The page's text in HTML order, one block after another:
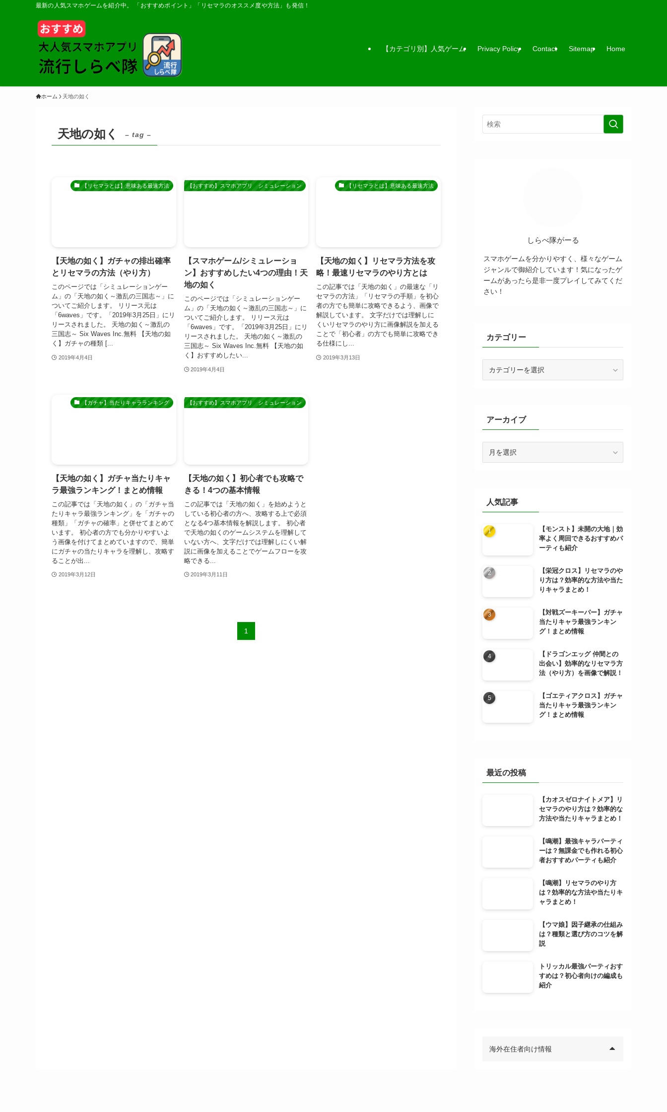
最新の人気スマホゲームを紹介中。 「おすすめポイント」「リセマラのオススメ度や方法」も発信！
【カテゴリ別】人気ゲーム Privacy Policy Contact Sitemap Home
ホーム 天地の如く
天地の如く – tag –
【リセマラとは】意味ある最速方法
【天地の如く】ガチャの排出確率
とリセマラの方法（やり方）
このページでは「シミュレーションゲー
ム」の「天地の如く～激乱の三国志～」に
ついてご紹介します。 リリース元は
「6waves」です。「2019年3月25日」にリ
リースされました。 天地の如く～激乱の
三国志～ Six Waves Inc.無料 【天地の如
く】ガチャの種類 [...
2019年4月4日
【おすすめ】スマホアプリ シミュレーション
【スマホゲーム/シミュレーショ
ン】おすすめしたい4つの理由！天
地の如く
このページでは「シミュレーションゲー
ム」の「天地の如く～激乱の三国志～」に
ついてご紹介します。 リリース元は
「6waves」です。「2019年3月25日」にリ
リースされました。 天地の如く～激乱の
三国志～ Six Waves Inc.無料 【天地の如
く】おすすめしたい...
2019年4月4日
【リセマラとは】意味ある最速方法
【天地の如く】リセマラ方法を攻
略！最速リセマラのやり方とは
この記事では「天地の如く」の最速な「リ
セマラの方法」「リセマラの手順」を初心
者の方でも簡単に攻略できるよう、画像で
解説しています。 文字だけでは理解しに
くいリセマラのやり方に画像解説を加える
ことで「初心者」の方でも簡単に攻略でき
る仕様にし...
2019年3月13日
【ガチャ】当たりキャラランキング
【天地の如く】ガチャ当たりキャ
ラ最強ランキング！まとめ情報
この記事では「天地の如く」の「ガチャ当
たりキャラ最強ランキング」を「ガチャの
種類」「ガチャの確率」と併せてまとめて
います。 初心者の方でも分かりやすいよ
う画像を付けてまとめていますので、簡単
にガチャの当たりキャラを理解し、攻略す
ることが出...
2019年3月12日
【おすすめ】スマホアプリ シミュレーション
【天地の如く】初心者でも攻略で
きる！4つの基本情報
この記事では「天地の如く」を始めようと
している初心者の方へ、攻略する上で必須
となる4つ基本情報を解説します。 初心者
で天地の如くのゲームシステムを理解して
いない方へ、文字だけでは理解しにくい解
説に画像を加えることでゲームフローを攻
略できる...
2019年3月11日
1
しらべ隊がーる
スマホゲームを分かりやすく、様々なゲーム
ジャンルで御紹介しています！気になったゲ
ームがあったら是非一度プレイしてみてくだ
さい！
カテゴリー
アーカイブ
人気記事
【モンスト】未開の大地｜効
率よく周回できるおすすめパ
ーティも紹介
【栄冠クロス】リセマラのや
り方は？効率的な方法や当た
りキャラまとめ！
【対戦ズーキーパー】ガチャ
当たりキャラ最強ランキン
グ！まとめ情報
【ドラゴンエッグ 仲間との
出会い】効率的なリセマラ方
法（やり方）を画像で解説！
【ゴエティアクロス】ガチャ
当たりキャラ最強ランキン
グ！まとめ情報
最近の投稿
【カオスゼロナイトメア】リ
セマラのやり方は？効率的な
方法や当たりキャラまとめ！
【鳴潮】最強キャラパーティ
ーは？無課金でも作れる初心
者おすすめパーティも紹介
【鳴潮】リセマラのやり方
は？効率的な方法や当たりキ
ャラまとめ！
【ウマ娘】因子継承の仕組み
は？種類と選び方のコツを解
説
トリッカル最強パーティおす
すめは？初心者向けの編成も
紹介
海外在住者向け情報